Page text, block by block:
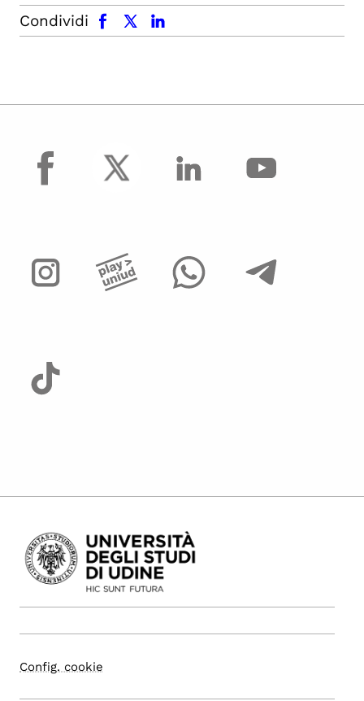
Condividi
facebook x.com linkedin
facebook
Config. cookie